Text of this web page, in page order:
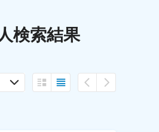
転職セミナー
検索結果